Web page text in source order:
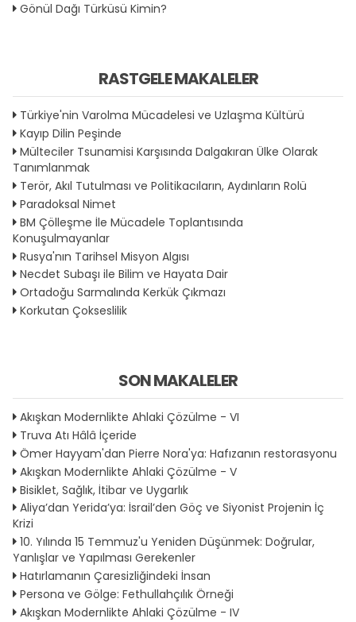
Gönül Dağı Türküsü Kimin?
RASTGELE MAKALELER
Türkiye'nin Varolma Mücadelesi ve Uzlaşma Kültürü
Kayıp Dilin Peşinde
Mülteciler Tsunamisi Karşısında Dalgakıran Ülke Olarak
Tanımlanmak
Terör, Akıl Tutulması ve Politikacıların, Aydınların Rolü
Paradoksal Nimet
BM Çölleşme İle Mücadele Toplantısında
Konuşulmayanlar
Rusya'nın Tarihsel Misyon Algısı
Necdet Subaşı ile Bilim ve Hayata Dair
Ortadoğu Sarmalında Kerkük Çıkmazı
Korkutan Çokseslilik
SON MAKALELER
Akışkan Modernlikte Ahlaki Çözülme - VI
Truva Atı Hâlâ İçeride
Ömer Hayyam'dan Pierre Nora'ya: Hafızanın restorasyonu
Akışkan Modernlikte Ahlaki Çözülme - V
Bisiklet, Sağlık, İtibar ve Uygarlık
Aliya’dan Yerida’ya: İsrail’den Göç ve Siyonist Projenin İç
Krizi
10. Yılında 15 Temmuz'u Yeniden Düşünmek: Doğrular,
Yanlışlar ve Yapılması Gerekenler
Hatırlamanın Çaresizliğindeki İnsan
Persona ve Gölge: Fethullahçılık Örneği
Akışkan Modernlikte Ahlaki Çözülme - IV